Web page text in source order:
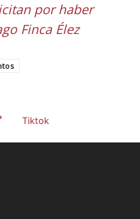
por haber
Finca Élez
Tiktok